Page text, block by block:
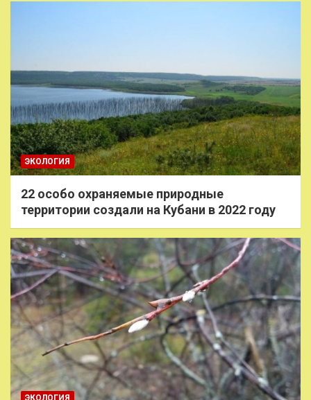
ЭКОЛОГИЯ
22 особо охраняемые природные
территории создали на Кубани в 2022 году
ЭКОЛОГИЯ